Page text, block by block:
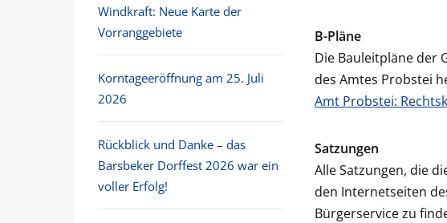
Windkraft: Neue Karte der
Vorranggebiete
Korntageeröffnung am 25. Juli
2026
Rückblick und Danke – das
Barsbeker Dorffest 2026 war ein
voller Erfolg!
B-Pläne
Die Bauleitpläne der
des Amtes Probstei
Amt Probstei:
Satzungen
Alle Satzungen, die
den Internetseiten
Bürgerservice zu